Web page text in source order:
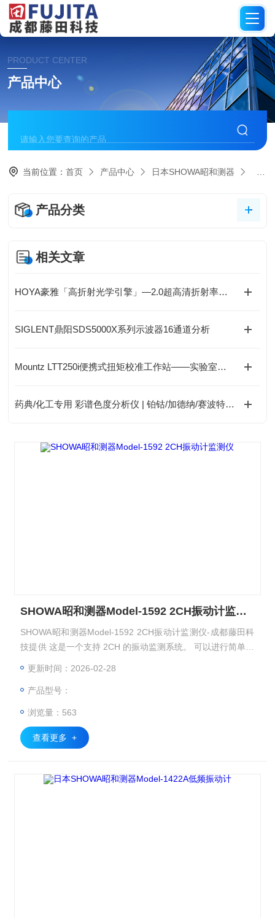
PRODUCT CENTER
产品中心
当前位置：首页 产品中心 日本SHOWA昭和测器
产品分类
相关文章
HOYA豪雅「高折射光学引擎」—2.0超高清折射率，重新定义成像极限！
SIGLENT鼎阳SDS5000X系列示波器16通道分析
Mountz LTT250i便携式扭矩校准工作站——实验室与现场两用配置
药典/化工专用 彩谱色度分析仪 | 铂钴/加德纳/赛波特全支持 | 1.5秒快测
SHOWA昭和测器Model-1592 2CH振动计监测仪
SHOWA昭和测器Model-1592 2CH振动计监测仪-成都藤田科
技提供 这是一个支持 2CH 的振动监测系统。 可以进行简单、
更新时间：2026-02-28
产品型号：
浏览量：563
查看更多 +